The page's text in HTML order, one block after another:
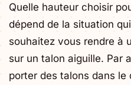
Quelle hauteur choisir
dépend de la situation
souhaitez vous rendre à
sur un talon aiguille. Par
porter des talons dans le